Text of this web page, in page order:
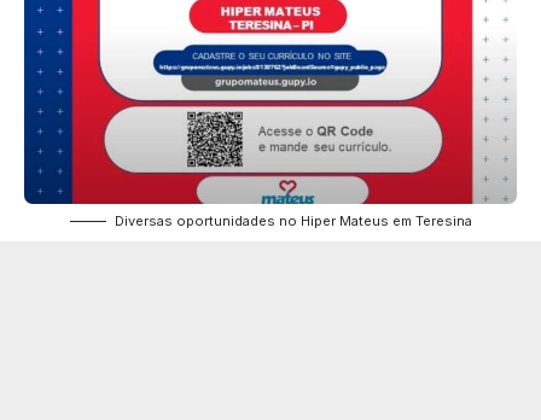
Diversas oportunidades no Hiper Mateus em Teresina